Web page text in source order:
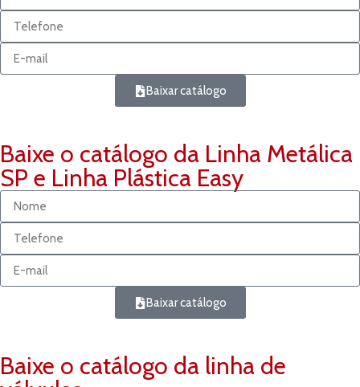
Baixar catálogo
Baixe o catálogo da Linha Metálica
SP e Linha Plástica Easy
Baixar catálogo
Baixe o catálogo da linha de